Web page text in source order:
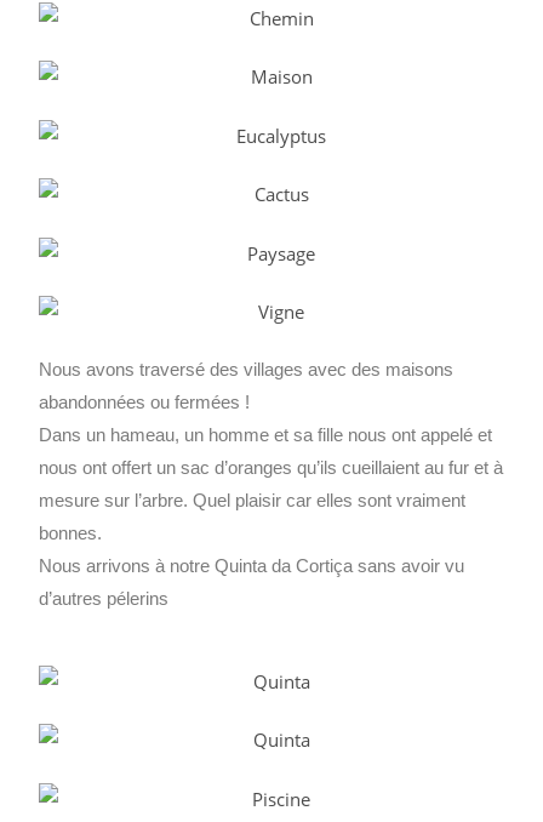
Nous avons traversé des villages avec des maisons
abandonnées ou fermées !
Dans un hameau, un homme et sa fille nous ont appelé et
nous ont offert un sac d’oranges qu’ils cueillaient au fur et à
mesure sur l’arbre. Quel plaisir car elles sont vraiment
bonnes.
Nous arrivons à notre Quinta da Cortiça sans avoir vu
d’autres pélerins